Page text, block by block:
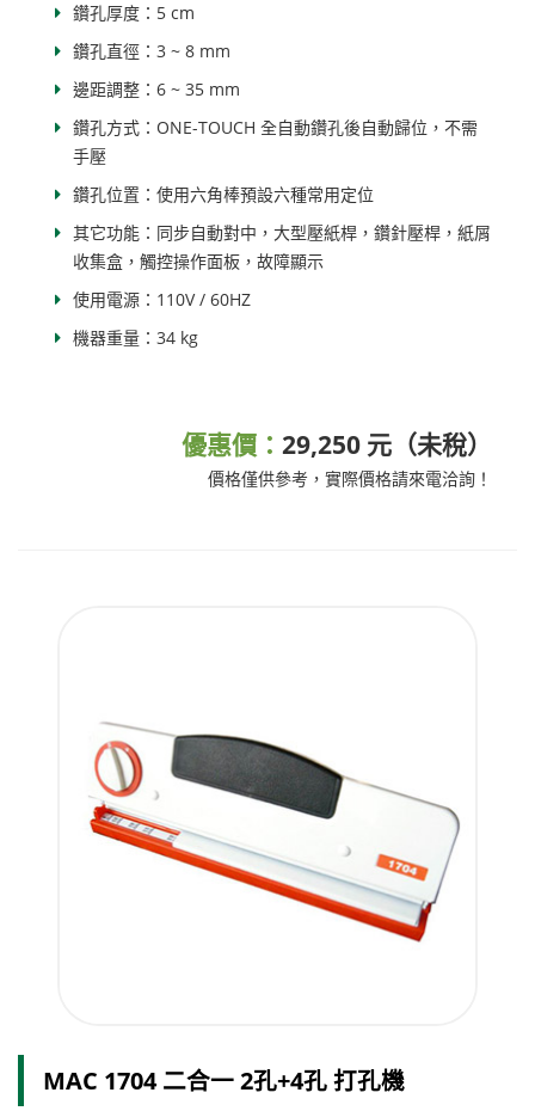
鑽孔厚度：5 cm
鑽孔直徑：3 ~ 8 mm
邊距調整：6 ~ 35 mm
鑽孔方式：ONE-TOUCH 全自動鑽孔後自動歸位，不需
手壓
鑽孔位置：使用六角棒預設六種常用定位
其它功能：同步自動對中，大型壓紙桿，鑽針壓桿，紙屑
收集盒，觸控操作面板，故障顯示
使用電源：110V / 60HZ
機器重量：34 kg
優惠價：29,250 元（未稅）
價格僅供參考，實際價格請來電洽詢！
MAC 1704 二合一 2孔+4孔 打孔機